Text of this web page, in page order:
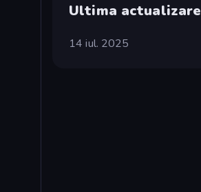
Ultima actualizare
14 iul. 2025